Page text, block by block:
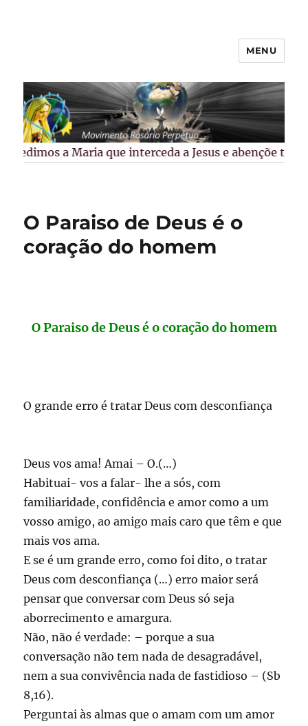
Guarapuava/PR
MENU
Pedimos a Maria que interceda a Jesus e abençõe
O Paraiso de Deus é o
coração do homem
O Paraiso de Deus é o coração do homem
O grande erro é tratar Deus com desconfiança
Deus vos ama! Amai – O.(…)
Habituai- vos a falar- lhe a sós, com
familiaridade, confidência e amor como a um
vosso amigo, ao amigo mais caro que têm e que
mais vos ama.
E se é um grande erro, como foi dito, o tratar
Deus com desconfiança (…) erro maior será
pensar que conversar com Deus só seja
aborrecimento e amargura.
Não, não é verdade: – porque a sua
conversação não tem nada de desagradável,
nem a sua convivência nada de fastidioso – (Sb
8,16).
Perguntai às almas que o amam com um amor